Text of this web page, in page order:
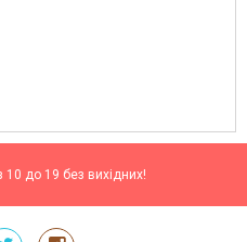
до 19 без вихідних!